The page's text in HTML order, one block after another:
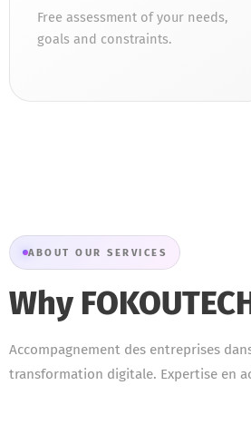
Free assessment of your needs,
goals and constraints.
ABOUT OUR SERVICES
Why
Accompagnement des entreprises
transformation digitale. Expertise en